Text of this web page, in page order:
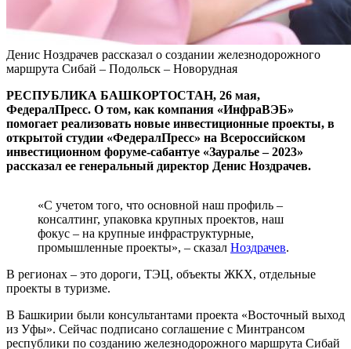
Денис Ноздрачев рассказал о создании железнодорожного
маршрута Сибай – Подольск – Новорудная
РЕСПУБЛИКА БАШКОРТОСТАН, 26 мая,
ФедералПресс. О том, как компания «ИнфраВЭБ»
помогает реализовать новые инвестиционные проекты, в
открытой студии «ФедералПресс» на Всероссийском
инвестиционном форуме-сабантуе «Зауралье – 2023»
рассказал ее генеральный директор Денис Ноздрачев.
«С учетом того, что основной наш профиль –
консалтинг, упаковка крупных проектов, наш
фокус – на крупные инфраструктурные,
промышленные проекты», – сказал Ноздрачев.
В регионах – это дороги, ТЭЦ, объекты ЖКХ, отдельные
проекты в туризме.
В Башкирии были консультантами проекта «Восточный выход
из Уфы». Сейчас подписано соглашение с Минтрансом
республики по созданию железнодорожного маршрута Сибай